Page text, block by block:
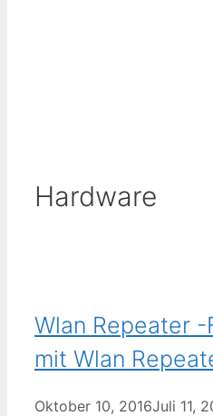
Hardware
Wlan Repeater
mit Wlan
Oktober 10, 2016Juli 11,